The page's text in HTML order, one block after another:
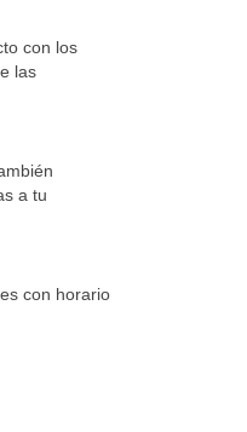
con los
las
a tu
con horario